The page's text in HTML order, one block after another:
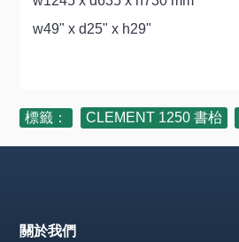
w49" x d25" x h29"
標籤： CLEMENT 1250 書枱
關於我們